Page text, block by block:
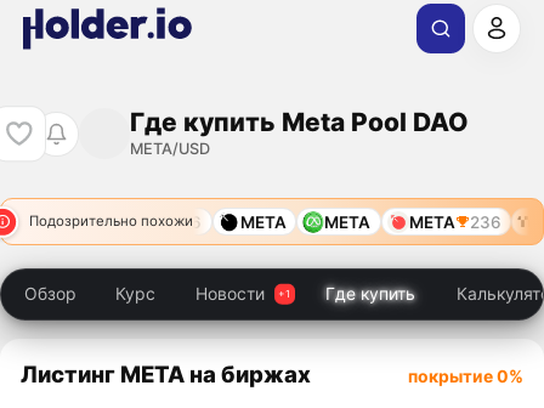
Где купить Meta Pool DAO
META/USD
Подозрительно похожи
6215 META 11786 META META META 236
Обзор Курс Новости Где купить
Листинг META на биржах покрытие 0%